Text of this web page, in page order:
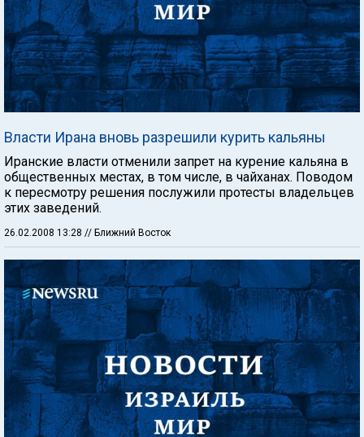
Власти Ирана вновь разрешили курить кальяны
Иранские власти отменили запрет на курение кальяна в
общественных местах, в том числе, в чайханах. Поводом
к пересмотру решения послужили протесты владельцев
этих заведений.
26.02.2008 13:28 // Ближний Восток